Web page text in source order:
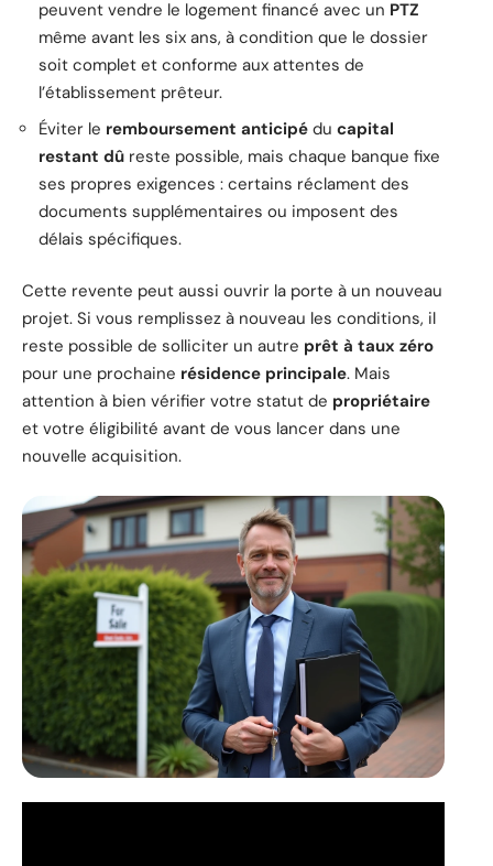
peuvent vendre le logement financé avec un PTZ
même avant les six ans, à condition que le dossier
soit complet et conforme aux attentes de
l’établissement prêteur.
Éviter le remboursement anticipé du capital
restant dû reste possible, mais chaque banque fixe
ses propres exigences : certains réclament des
documents supplémentaires ou imposent des
délais spécifiques.
Cette revente peut aussi ouvrir la porte à un nouveau
projet. Si vous remplissez à nouveau les conditions, il
reste possible de solliciter un autre prêt à taux zéro
pour une prochaine résidence principale. Mais
attention à bien vérifier votre statut de propriétaire
et votre éligibilité avant de vous lancer dans une
nouvelle acquisition.